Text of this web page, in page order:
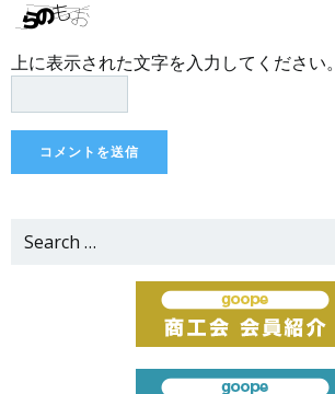
上に表示された文字を入力してください。
Search